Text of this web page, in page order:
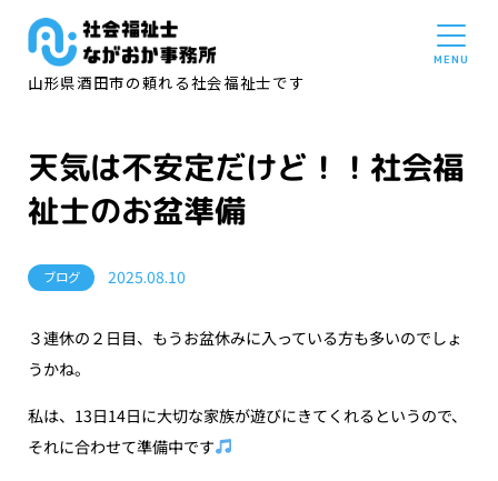
山形県酒田市の頼れる社会福祉士です
天気は不安定だけど！！社会福
祉士のお盆準備
ブログ 2025.08.10
３連休の２日目、もうお盆休みに入っている方も多いのでしょ
うかね。
私は、13日14日に大切な家族が遊びにきてくれるというので、
それに合わせて準備中です